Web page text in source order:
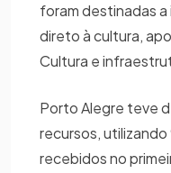
foram destinadas
direto à cultura,
Cultura e
Porto Alegre teve
recursos,
recebidos no